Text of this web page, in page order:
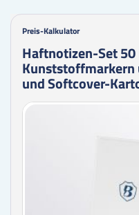
Preis-Kalkulator
Haftnotizen-Set
und Softcover-
Zum
Zum